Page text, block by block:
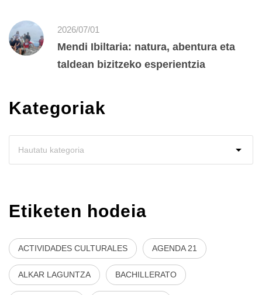
2026/07/01
Mendi Ibiltaria: natura, abentura eta
taldean bizitzeko esperientzia
Kategoriak
Etiketen hodeia
ACTIVIDADES CULTURALES AGENDA 21
ALKAR LAGUNTZA BACHILLERATO